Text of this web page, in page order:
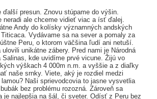
ďalší presun. Znovu stúpame do výšin.
neradi ale chceme vidieť viac a ísť ďalej.
Andy do kolísky významných andských
Vydávame sa na sever a pomaly za
Peru, o ktorom väčšina ľudí ani netuší.
unikátne zábery. Pred nami je Národná
Salinas, kde uvidíme prvé vicune. Žijú vo
výškach 4 000m n.m. a vyššie a z diaľky
naše srnky. Viete, aký je rozdiel medzi
Naši sprievodcovia to jasne vysvetlia
bez problému rozozná. Zároveň sa
je najlepšia na šál, či sveter. Odísť z Peru bez